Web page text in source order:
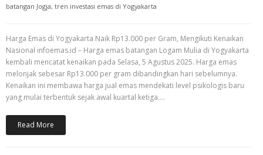
batangan Jogja, tren investasi emas di Yogyakarta
Harga Emas di Yogyakarta Naik Rp13.000 per Gram, Mengikuti Kenaikan
Nasional infoemas.id – Harga emas batangan Logam Mulia di Yogyakarta
kembali mencatat kenaikan pada Selasa, 5 Agustus 2025. Harga emas
melonjak sebesar Rp13.000 per gram dibandingkan hari sebelumnya.
Kenaikan ini membawa harga jual emas mendekati level psikologis baru
yang mulai terbentuk sejak awal kuartal ketiga.…
Read More